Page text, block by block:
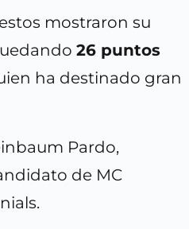
mostraron su
26 puntos
ha destinado gran
Pardo,
de MC